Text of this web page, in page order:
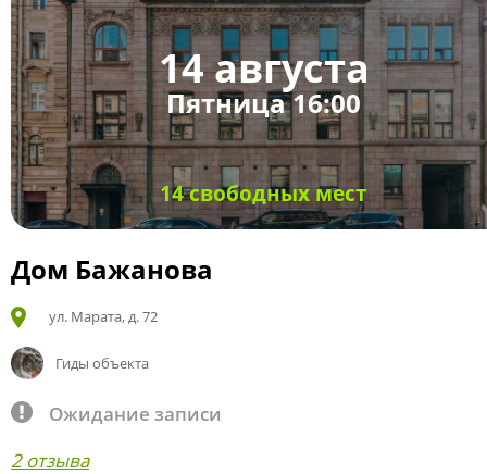
14 августа
Пятница 16:00
14 свободных мест
Дом Бажанова
ул. Марата, д. 72
Гиды объекта
Ожидание записи
2 отзыва